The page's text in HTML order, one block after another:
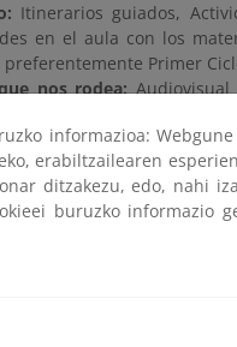
Itinerarios guiados,
en el aula con los
preferentemente Primer
nos rodea:
que mueve mi ciudad:
Alumnado de Educación
informazioa:
erabiltzailearen
ditzakezu, edo, nahi
buruzko